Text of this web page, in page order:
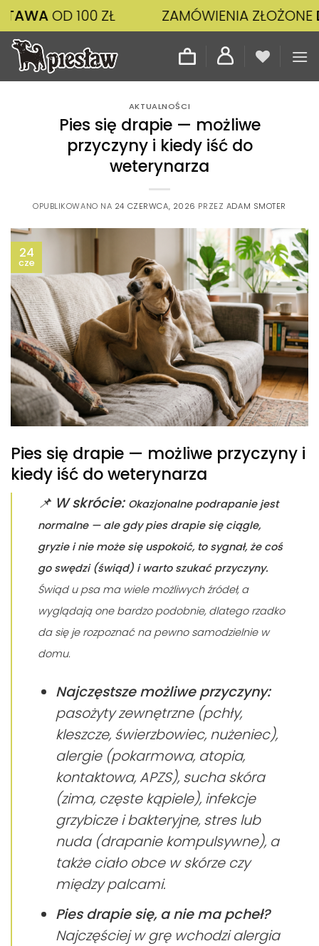
Przewiń
do
zawartości
100 ZŁ ZAMÓWIENIA ZŁOŻONEDO 14:00
AKTUALNOŚCI
Pies się drapie — możliwe
przyczyny i kiedy iść do
weterynarza
OPUBLIKOWANO NA 24 CZERWCA, 2026 PRZEZ ADAM SMOTER
24
cze
Pies się drapie — możliwe przyczyny i
kiedy iść do weterynarza
📌 W skrócie: Okazjonalne podrapanie jest
normalne — ale gdy pies drapie się ciągle,
gryzie i nie może się uspokoić, to sygnał, że coś
go swędzi (świąd) i warto szukać przyczyny.
Świąd u psa ma wiele możliwych źródeł, a
wyglądają one bardzo podobnie, dlatego rzadko
da się je rozpoznać na pewno samodzielnie w
domu.
Najczęstsze możliwe przyczyny:
pasożyty zewnętrzne (pchły,
kleszcze, świerzbowiec, nużeniec),
alergie (pokarmowa, atopia,
kontaktowa, APZS), sucha skóra
(zima, częste kąpiele), infekcje
grzybicze i bakteryjne, stres lub
nuda (drapanie kompulsywne), a
także ciało obce w skórze czy
między palcami.
Pies drapie się, a nie ma pcheł?
Najczęściej w grę wchodzi alergia